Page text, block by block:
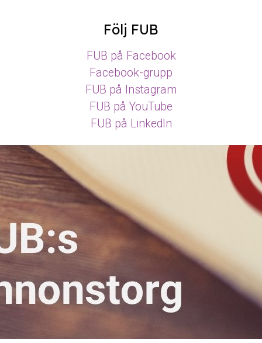
Följ FUB
FUB på Facebook
Facebook-grupp
FUB på Instagram
FUB på YouTube
FUB på LinkedIn